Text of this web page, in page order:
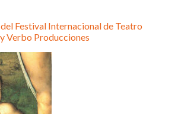
Festival Internacional de Teatro
Verbo Producciones